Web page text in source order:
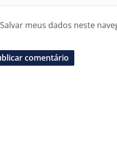
Salvar meus dados neste